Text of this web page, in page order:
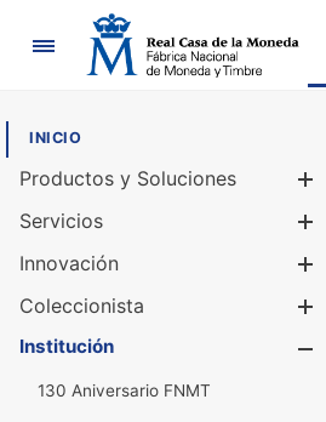
Navegación
INICIO
Productos y Soluciones
Servicios
Innovación
Coleccionista
Institución
130 Aniversario FNMT